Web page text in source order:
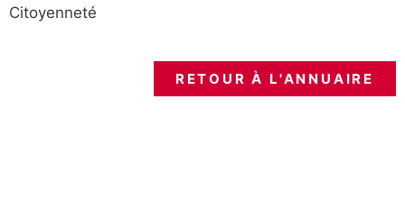
Citoyenneté
RETOUR À L'ANNUAIRE